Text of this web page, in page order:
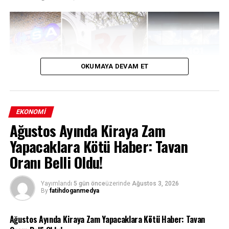
REKLAM
Türkiye perakende sektörünün en çok konuşulan
birleşme operasyonlarından biri olan A101’in
Carrefour’u devralma süreci, Rekabet Kurumu’nun
kapsamlı taahhütler karşılığında verdiği koşullu izinle
resmiyet kazandı. Kurum, devralma işleminin rekabeti
çıkarılmasından üç yıl boyunca istihdamın korunmasına,
OKUMAYA DEVAM ET
EKONOMI
Ağustos Ayında Kiraya Zam
Yapacaklara Kötü Haber: Tavan
Oranı Belli Oldu!
Yayımlandı 5 gün önceüzerinde Ağustos 3, 2026
By fatihdoganmedya
Ağustos Ayında Kiraya Zam Yapacaklara Kötü Haber: Tavan